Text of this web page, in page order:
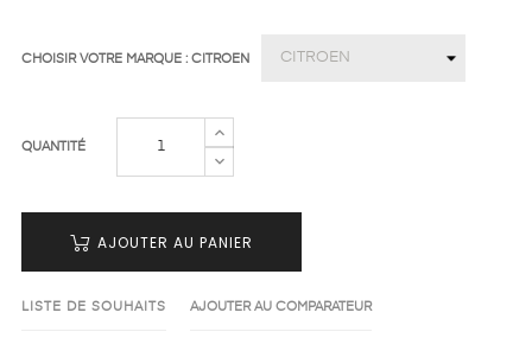
CHOISIR VOTRE MARQUE : CITROEN
QUANTITÉ
AJOUTER AU PANIER
LISTE DE SOUHAITS AJOUTER AU COMPARATEUR